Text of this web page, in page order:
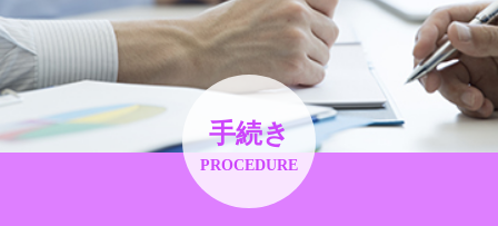
手続き
PROCEDURE